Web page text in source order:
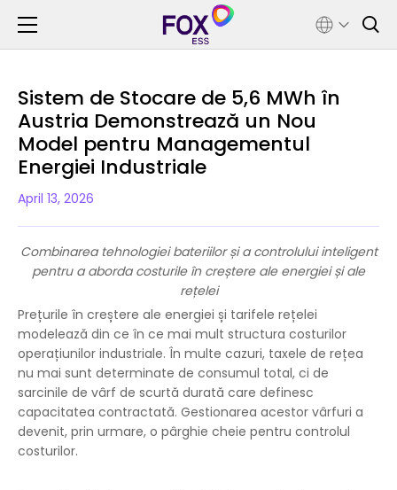
Sistem de Stocare de 5,6 MWh în
Austria Demonstrează un Nou
Model pentru Managementul
Energiei Industriale
April 13, 2026
Combinarea tehnologiei bateriilor și a controlului inteligent
pentru a aborda costurile în creștere ale energiei și ale
rețelei
Prețurile în creștere ale energiei și tarifele rețelei
modelează din ce în ce mai mult structura costurilor
operațiunilor industriale. În multe cazuri, taxele de rețea
nu mai sunt determinate de consumul total, ci de
sarcinile de vârf de scurtă durată care definesc
capacitatea contractată. Gestionarea acestor vârfuri a
devenit, prin urmare, o pârghie cheie pentru controlul
costurilor.